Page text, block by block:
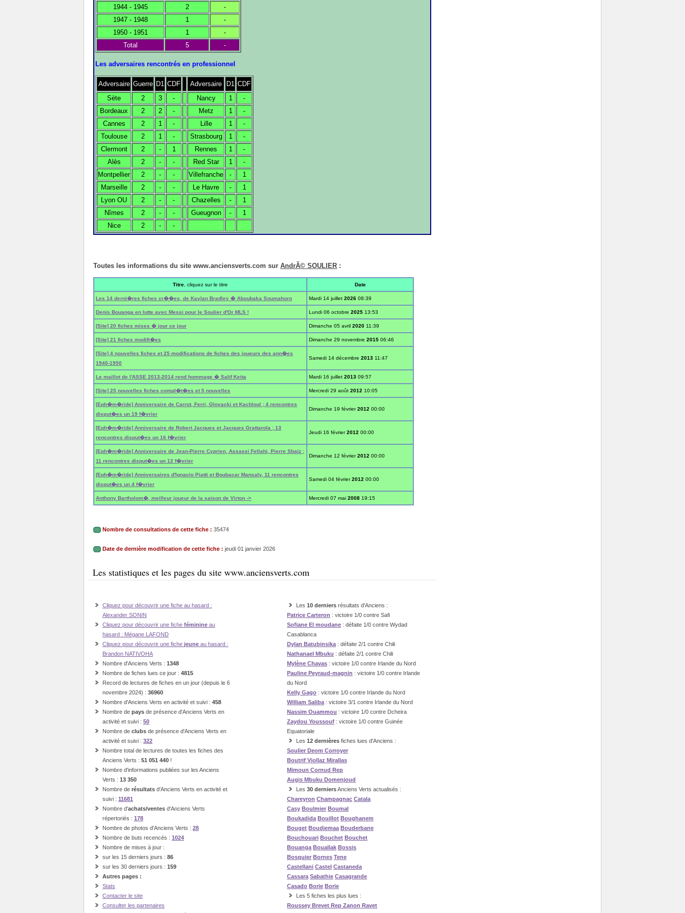
1944 - 1945
2
-
1947 - 1948
1
-
1950 - 1951
1
-
Total
5 -
Les adversaires rencontrés en professionnel
Adversaire Guerre D1 CDF Adversaire D1 CDF
Sète
2 3 - Nancy 1
-
Bordeaux
2 2 - Metz 1
-
Cannes
2 1 - Lille 1
-
Toulouse
2 1 - Strasbourg 1
-
Clermont
2 - 1 Rennes 1
-
Alès
2 - - Red Star 1
-
Montpellier
2 - - Villefranche -
1
Marseille
2 - - Le Havre -
1
Lyon OU
2 - - Chazelles -
1
Nîmes
2 - - Gueugnon -
1
Nice
2 - -
Toutes les informations du site www.anciensverts.com sur AndrÃ© SOULIER :
Titre , cliquez sur le titre Date
Les 14 derni�res fiches cr��es, de Kaylan Bradley � Aboubaka Soumahoro Mardi 14 juillet 2026 08:39
Denis Bouanga en lutte avec Messi pour le Soulier d'Or MLS ! Lundi 06 octobre 2025 13:53
[Site] 20 fiches mises � jour ce jour Dimanche 05 avril 2020 11:39
[Site] 21 fiches modifi�es Dimanche 29 novembre 2015 06:46
[Site] 4 nouvelles fiches et 25 modifications de fiches des joueurs des ann�es
1940-1950
Samedi 14 décembre 2013 11:47
Le maillot de l'ASSE 2013-2014 rend hommage � Salif Keita Mardi 16 juillet 2013 09:57
[Site] 25 nouvelles fiches compl�t�es et 5 nouvelles Mercredi 29 août 2012 10:05
[Eph�m�ride] Anniversaire de Carrot, Ferri, Glovacki et Kachloul ; 4 rencontres
disput�es un 19 f�vrier
Dimanche 19 février2012 00:00
[Eph�m�ride] Anniversaire de Robert Jacques et Jacques Grattarola ; 13
rencontres disput�es un 16 f�vrier
Jeudi 16 février2012 00:00
[Eph�m�ride] Anniversaire de Jean-Pierre Cyprien, Assassi Fellahi, Pierre Sbaiz ;
11 rencontres disput�es un 12 f�vrier
Dimanche 12 février2012 00:00
[Eph�m�ride] Anniversaires d'Ignacio Piatti et Boubacar Mansaly, 11 rencontres
disput�es un 4 f�vrier
Samedi 04 février2012 00:00
Anthony Bartholom�, meilleur joueur de la saison de Virton -> Mercredi 07 mai 2008 19:15
Nombre de consultations de cette fiche : 35474
Date de dernière modification de cette fiche : jeudi 01 janvier 2026
Les statistiques et les pages du site www.anciensverts.com
Cliquez pour découvrir une fiche au hasard :
Alexander SONIN
Cliquez pour découvrir une fiche féminine au
hasard : Mégane LAFOND
Cliquez pour découvrir une fiche jeune au hasard :
Brandon NATIVOHA
Nombre d'Anciens Verts : 1348
Nombre de fiches lues ce jour : 4815
Record de lectures de fiches en un jour (depuis le 6
novembre 2024) : 36960
Nombre d'Anciens Verts en activité et suivi : 458
Nombre de pays de présence d'Anciens Verts en
activité et suivi : 50
Nombre de clubs de présence d'Anciens Verts en
activité et suivi : 322
Nombre total de lectures de toutes les fiches des
Anciens Verts : 51 051 440 !
Nombre d'informations publiées sur les Anciens
Verts : 13 350
Nombre de résultats d'Anciens Verts en activité et
suivi : 11681
Nombre d'achats/ventes d'Anciens Verts
répertoriés : 178
Nombre de photos d'Anciens Verts : 28
Nombre de buts recencés : 1024
Nombre de mises à jour :
sur les 15 derniers jours : 86
sur les 30 derniers jours : 159
Autres pages :
Stats
Contacter le site
Consulter les partenaires
Les 10 derniers résultats d'Anciens :
Patrice Carteron : victoire 1/0 contre Safi
Sofiane El moudane : défaite 1/0 contre Wydad
Casablanca
Dylan Batubinsika: défaite 2/1 contre Chili
Nathanael Mbuku : défaite 2/1 contre Chili
Mylène Chavas : victoire 1/0 contre Irlande du Nord
Pauline Peyraud-magnin : victoire 1/0 contre Irlande
du Nord
Kelly Gago : victoire 1/0 contre Irlande du Nord
William Saliba: victoire 3/1 contre Irlande du Nord
Nassim Ouammou : victoire 1/0 contre Dcheira
Zaydou Youssouf : victoire 1/0 contre Guinée
Equatoriale
Les 12 dernières fiches lues d'Anciens :
Soulier Deom Corroyer
Boutrif Viollaz Mirallas
Mimoun Cornud Rep
Augis Mbuku Domenjoud
Les 30 derniersAnciens Verts actualisés :
Chareyron Champagnac Catala
Casy Boulmier Boumal
Boukadida Bouillot Boughanem
Bouget Boudjemaa Bouderbane
Bouchouari Bouchet Bouchet
Bouanga Bouallak Bossis
Bosquier Bornes Tene
Castellani Castel Castaneda
Cassara Sabathie Casagrande
Casado Borie Borie
Les 5 fiches les plus lues :
Roussey Brevet Rep Zanon Ravet